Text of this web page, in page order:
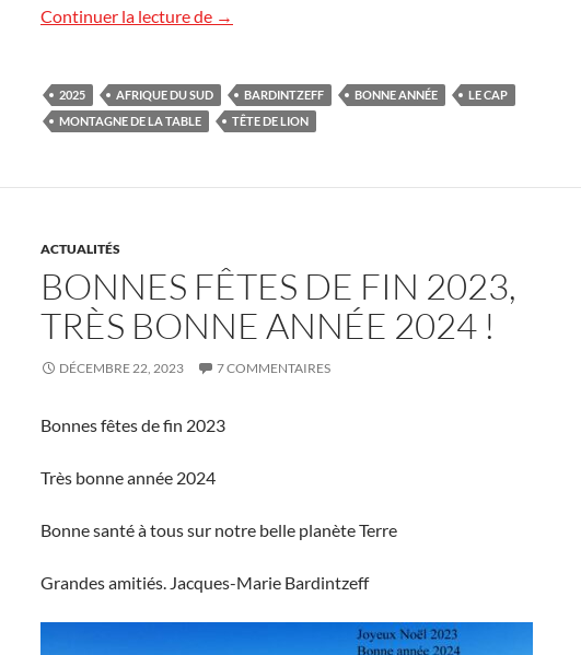
Continuer la lecture de Très bonne année 2025 !
→
2025 AFRIQUE DU SUD BARDINTZEFF BONNE ANNÉE
LE CAP
MONTAGNE DE LA TABLE
TÊTE DE LION
ACTUALITÉS
BONNES FÊTES DE FIN 2023,
TRÈS BONNE ANNÉE 2024 !
DÉCEMBRE 22, 2023 7 COMMENTAIRES
Bonnes fêtes de fin 2023
Très bonne année 2024
Bonne santé à tous sur notre belle planète Terre
Grandes amitiés. Jacques-Marie Bardintzeff